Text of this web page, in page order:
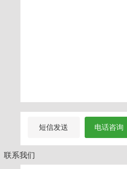
短信发送 电话咨询
联系我们